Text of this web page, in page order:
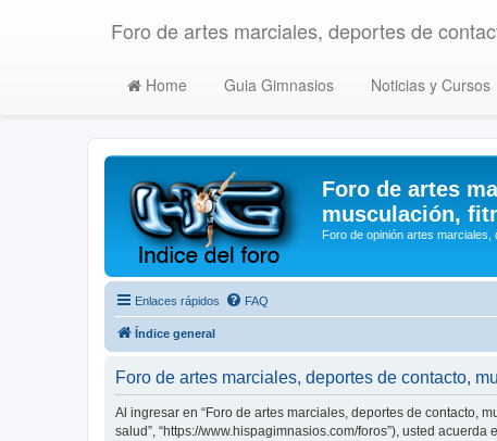
Foro de artes marciales, deportes de
Home Guia Gimnasios Noticias y Cursos
Foro de artes
musculación,
Foro de opinión artes
Enlaces rápidos FAQ
Índice general
Foro de artes marciales, deportes de contacto,
Al ingresar en “Foro de artes marciales, deportes de contacto,
salud”, “https://www.hispagimnasios.com/foros”), usted